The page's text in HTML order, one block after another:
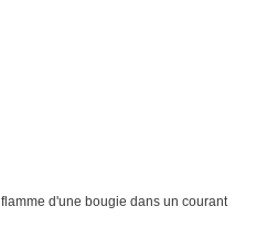
d'une bougie dans un courant